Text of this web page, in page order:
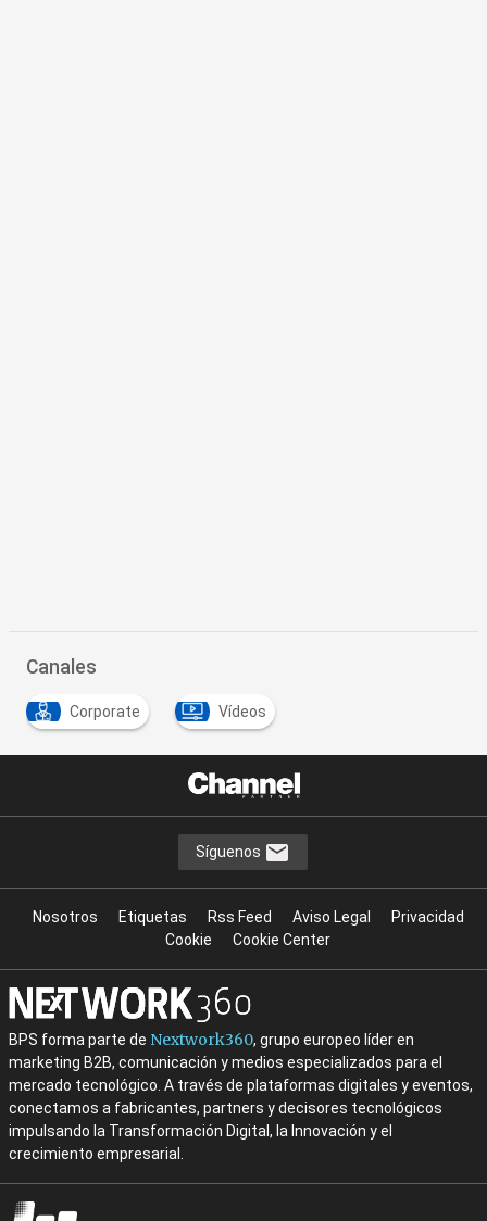
Canales
Corporate Vídeos
Síguenos
Nosotros Etiquetas Rss Feed Aviso Legal
Privacidad
Cookie
Cookie Center
BPS forma parte de Nextwork360, grupo europeo líder en
marketing B2B, comunicación y medios especializados para el
mercado tecnológico. A través de plataformas digitales y eventos,
conectamos a fabricantes, partners y decisores tecnológicos
impulsando la Transformación Digital, la Innovación y el
crecimiento empresarial.